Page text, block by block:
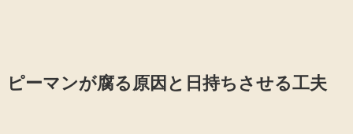
ピーマンが腐る原因と日持ちさせる工夫